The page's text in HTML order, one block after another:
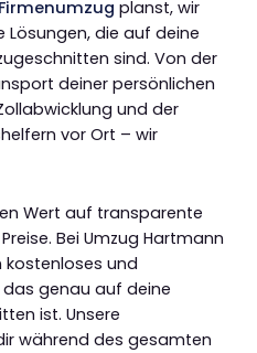
Firmenumzug planst, wir
die auf deine
sind. Von der
deiner persönlichen
und der
vor Ort – wir
Wert auf transparente
Bei Umzug Hartmann
kostenloses und
genau auf deine
ist. Unsere
während des gesamten